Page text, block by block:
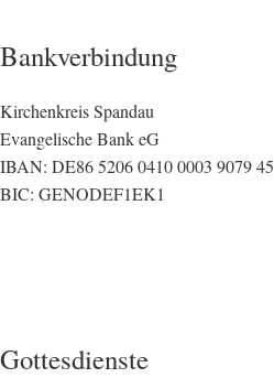
Bankverbindung
Kirchenkreis Spandau
Evangelische Bank eG
IBAN: DE86 5206 0410 0003 9079 45
BIC: GENODEF1EK1
Gottesdienste